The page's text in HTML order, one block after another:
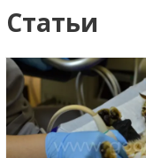
Статьи